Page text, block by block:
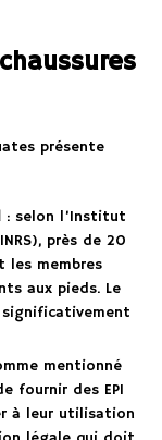
présente
: selon l’Institut
près de 20
les membres
aux pieds. Le
mentionné
fournir des EPI
à leur utilisation